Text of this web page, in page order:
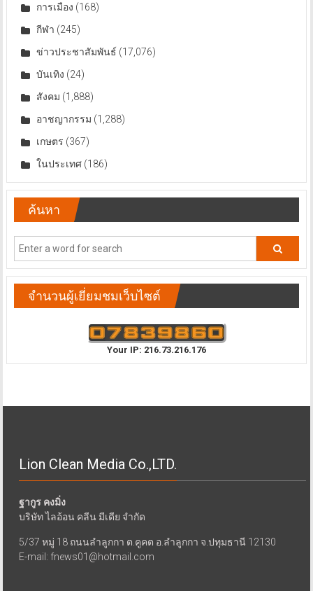
การเมือง (168)
กีฬา (245)
ข่าวประชาสัมพันธ์ (17,076)
บันเทิง (24)
สังคม (1,888)
อาชญากรรม (1,288)
เกษตร (367)
ในประเทศ(186)
ค้นหา
จำนวนผู้เยี่ยมชมเว็บไซต์
Your IP: 216.73.216.176
Lion Clean Media Co.,LTD.
ฐากูร คงมิ่ง
บริษัท ไลอ้อน คลีน มีเดีย จำกัด
5/37 หมู่ 18 ถนนลำลูกกา ต.คูคต อ.ลำลูกกา จ.ปทุมธานี 12130
E-mail: fnews01@hotmail.com